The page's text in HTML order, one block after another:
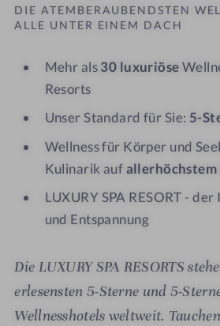
DIE ATEMBERAUBENDSTEN
ALLE UNTER EINEM DACH
Mehr als30 luxuriöse
Resorts
Unser Standard für Sie: 5-
Wellness für Körper und
Kulinarik aufallerhöchstem
LUXURY SPA RESORT -
und Entspannung
Die LUXURY SPA RESORTS
erlesensten 5-Sterne und 5-
Wellnesshotels weltweit.